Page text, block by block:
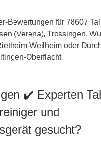
✔️ Experten
und
gesucht?